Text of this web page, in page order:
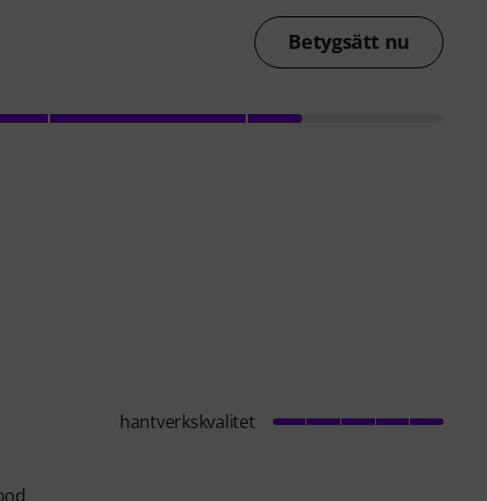
Betygsätt nu
hantverkskvalitet